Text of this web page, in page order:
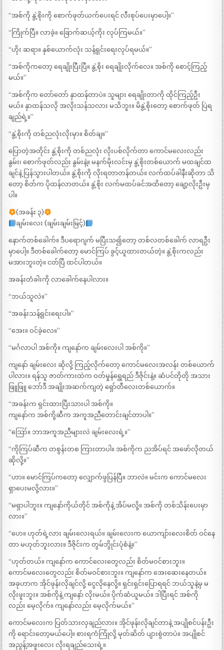
“အစ်ကို နွဲ့စိုးကို စောက်ဖုတ်ယက်ပေးရင် လီးစုပ်ပေးမှာပေါ့။”
“ကြိုက်ပြီ။ လာခဲ့။ ခြောက်ဆယ့်ကိုး လုပ်ကြမယ်။”
“ဟိုး ဆရာ။ နှစ်ယောက်လုံး သန့်ရှင်းရေးလုပ်ရမယ်။”
“အစ်ကိုကတော့ ရေချိုးပြီးပြီ။ နွဲ့စိုး ရေချိုးလိုက်လေ။ အစ်ကို စောင့်ကြည့်
မယ်။”
“အစ်ကိုက တော်တော် နှာထန်တာပဲ။ သူများ ရေချိုးတာကို ထိုင်ကြည့်ဦး
မယ်။ နှာထန်သလို အလိုးသန်သလား မသိဘူး။ မိနွဲ့စိုးတော့ စောက်ဖုတ် ပြဲရ
ချည်ရဲ့။”
“နွဲ့စိုးကို တစ်ညလုံးလိုးမှာ။ စိတ်ချ။”
ပြောတဲ့အတိုင်း နွဲ့စိုးကို တစ်ညလုံး လိုးပစ်လိုက်တာ ကောင်မလေးလည်း
နွမ်း၊ စောက်ဖုတ်လည်း နွမ်းနဲ့။ မနက်မိုးလင်းမှ နွဲ့စိုးတစ်ယောက် မထချင်ထ
ချင်နဲ့ ပြန်သွားပါတယ်။ နွဲ့စိုးကို လိုးရတာတန်တယ်။ လက်ထပ်ခါနီးဆိုတာ သိ
တော့ စိတ်က ပိုထန်လာတယ်။ နွဲ့စိုး လက်မထပ်ခင်အထိတော့ ချော့လိုးဦးမှ
ပါ။
(အခန်း ၃)
ချမ်းလေး (ချမ်းချမ်းမြင့်)
နောက်တစ်ခေါက်။ ဒီပရောဂျက် မပြီးသ၍တော့ တစ်လတစ်ခေါက် လာရဦး
မှာပေါ့။ ဒီတစ်ခေါက်တော့ မောင်ကြပ် ခွင့်ယူထားတယ်တဲ့။ နွဲ့စိုးကလည်း
မအားဘူးတဲ့။ ငတ်ပြီ ထင်ပါတယ်။
အခန်းတံခါးကို လာခေါက်နေပါလား။
“ဘယ်သူလဲ။”
“အခန်းသန့်ရှင်းရေးပါ။”
“အေး။ ဝင်ခဲ့လေ။”
“မင်္ဂလာပါ အစ်ကို။ ကျနော်က ချမ်းလေးပါ အစ်ကို။”
ကျနော် ချမ်းလေး ဆိုလို့ ကြည့်လိုက်တော့ ကောင်မလေးအလန်း တစ်ယောက်
ပါလား။ ရန်သူ ဇာတ်ကားထဲက ဝတ်မှုန်ရွှေရည် ဒီဇိုင်းနဲ့။ ဆံပင်တိုတို အသား
ဖြူဖြူ ဘော်ဒီ အချိုးအဆက်ကျတဲ့ ရှော်တီလေးတစ်ယောက်။
“အခန်းက ရှင်းထားပြီးသားပါ အစ်ကို။
ကျနော်က အစ်ကို့ဆီက အကူအညီတောင်းချင်တာပါ။”
“ဪ။ ဘာအကူအညီများလဲ ချမ်းလေးရဲ့။”
“ကိုကြပ်ဆီက တစွန်းတစ ကြားတာပါ။ အစ်ကိုက ညအိပ်ရင် အဖော်လိုတယ်
ဆိုလို့။”
“ဟာ။ မောင်ကြပ်ကတော့ လျှောက်ဖွပြန်ပြီ။ ဘာလဲ။ မင်းက ကောင်မလေး
ရှာပေးမလို့လား။”
“မရှာပါဘူး။ ကျနော်ကိုယ်တိုင် အစ်ကိုနဲ့ အိပ်မလို့။ အစ်ကို တစ်သိန်းပေးမှာ
လား။”
“ဟေ။ ဟုတ်ရဲ့လား ချမ်းလေးရယ်။ ချမ်းလေးက ယောကျာ်းလေးစိတ် ဝင်နေ
တာ မဟုတ်ဘူးလား။ ဒီဇိုင်းက တွမ်ဘွိုင်းပုံစံနဲ့။”
“ဟုတ်တယ်။ ကျနော်က ကောင်လေးတွေလည်း စိတ်မဝင်စားဘူး။
ကောင်မလေးတွေလည်း စိတ်မဝင်စားဘူး။ ကျနော်က အေးဆေးနေတယ်။
အခုဟာက အိုင်ဖုန်းလိုချင်လို့ ငွေလိုနေလို့။ ရှင်းရှင်းပြောရရင် ဘယ်သူနဲ့မှ မ
လိုးဖူးဘူး။ အစ်ကိုနဲ့ ကျနော် လိုးမယ်။ ပိုက်ဆံယူမယ်။ ဒါပြီးရင် အစ်ကို
လည်း မေ့လိုက်။ ကျနော်လည်း မေ့လိုက်မယ်။”
ကောင်မလေးက ပြတ်သားလှချည်လား။ အိုင်ဖုန်းလိုချင်တာနဲ့ အပျိုစင်ပန်းဦး
ကို ရောင်းတော့မယ်ပေါ့။ စားရကံကြုံလို့ မုတ်ဆိတ် ပျားစွဲတာပဲ။ အပျိုစင်
အညွန့်အဖူးလေး လိုးရချည်သေးရဲ့။